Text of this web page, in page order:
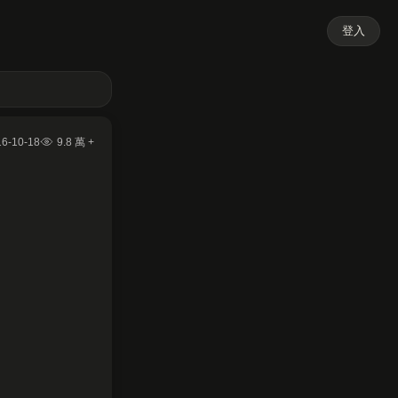
登入
10-18 9.8 萬 +